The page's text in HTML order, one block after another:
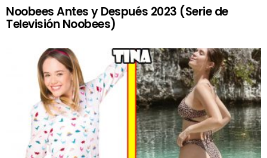
Noobees Antes y Después 2023 (Serie de
Televisión Noobees)